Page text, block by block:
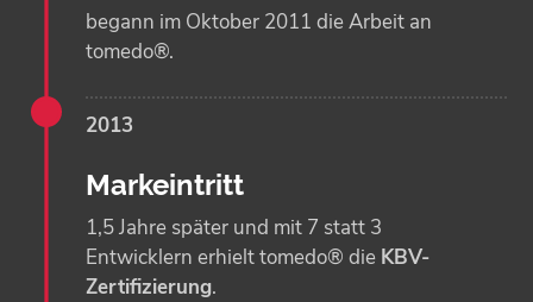
begann im Oktober 2011 die Arbeit an
tomedo®.
2013
Markeintritt
1,5 Jahre später und mit 7 statt 3
Entwicklern erhielt tomedo® die KBV-
Zertifizierung.